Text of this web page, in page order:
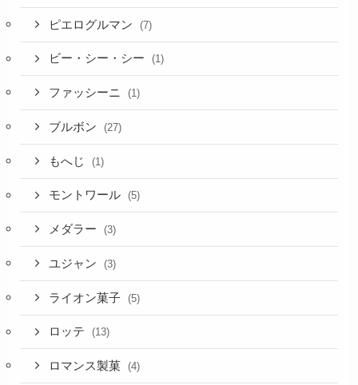
ピエログルマン (7)
ビー・シー・シー (1)
ファッシーニ (1)
ブルボン (27)
もへじ (1)
モントワール (5)
メダラー (3)
ユジャン (3)
ライオン菓子 (5)
ロッテ (13)
ロマンス製菓 (4)